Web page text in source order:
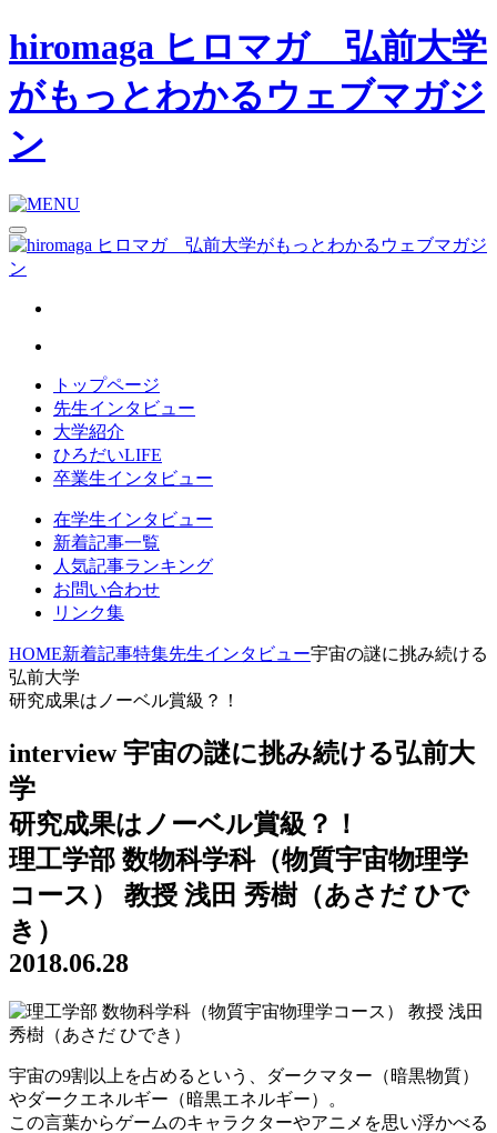
hiromaga ヒロマガ 弘前大学
がもっとわかるウェブマガジ
ン
トップページ
先生インタビュー
大学紹介
ひろだいLIFE
卒業生インタビュー
在学生インタビュー
新着記事一覧
人気記事ランキング
お問い合わせ
リンク集
HOME新着記事特集先生インタビュー宇宙の謎に挑み続ける
弘前大学
研究成果はノーベル賞級？！
interview宇宙の謎に挑み続ける弘前大
学
研究成果はノーベル賞級？！
理工学部 数物科学科（物質宇宙物理学
コース） 教授 浅田 秀樹（あさだ ひで
き）
2018.06.28
宇宙の9割以上を占めるという、ダークマター（暗黒物質）
やダークエネルギー（暗黒エネルギー）。
この言葉からゲームのキャラクターやアニメを思い浮かべる